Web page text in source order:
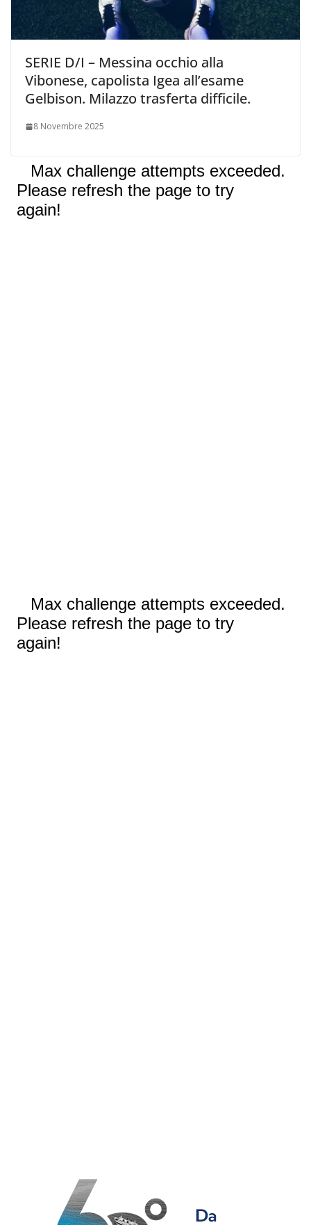
SERIE D/I – Messina occhio alla
Vibonese, capolista Igea all’esame
Gelbison. Milazzo trasferta difficile.
8 Novembre 2025